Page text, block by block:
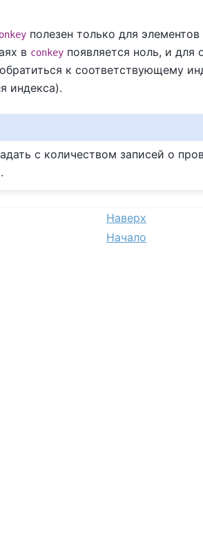
полезен только для
в conkey появляется ноль, и
к соответствующему
индекса).
с количеством записей о
Наверх
Начало